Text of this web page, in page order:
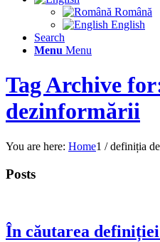
Română
English
Search
Menu Menu
Tag Archive
dezinformării
You are here: Home1 / definiția
Posts
În căutarea